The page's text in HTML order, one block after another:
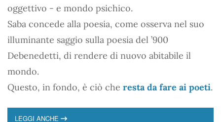
oggettivo - e mondo psichico.
Saba concede alla poesia, come osserva nel suo
illuminante saggio sulla poesia del ’900
Debenedetti, di rendere di nuovo abitabile il
mondo.
Questo, in fondo, è ciò che resta da fare ai poeti.
LEGGI ANCHE